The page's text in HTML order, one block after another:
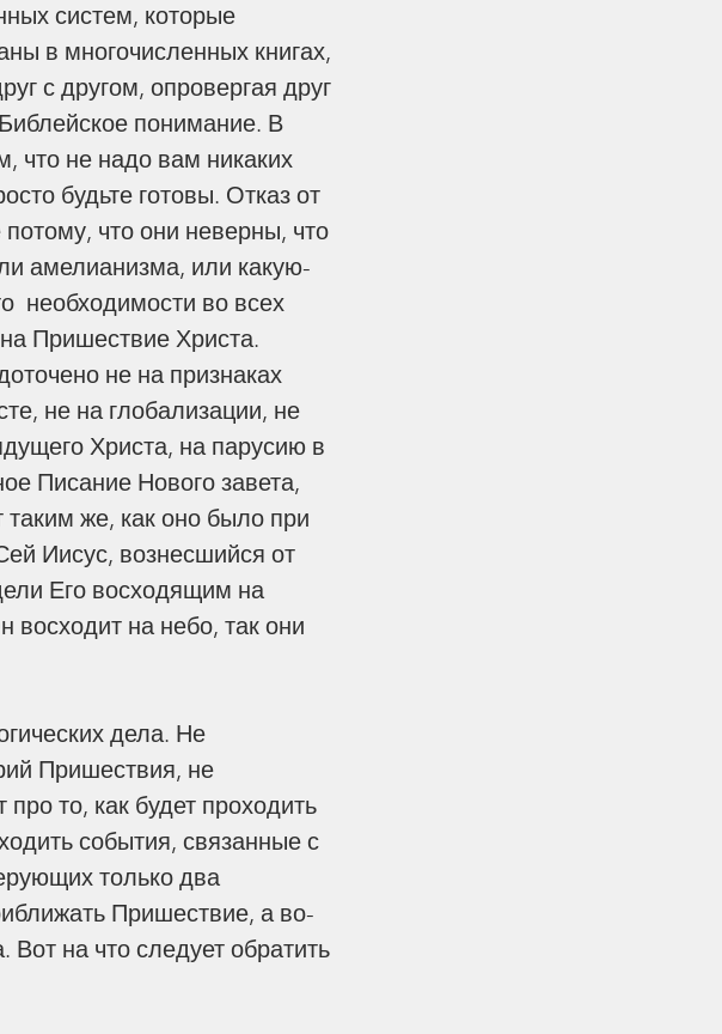
систем, которые
в многочисленных книгах,
с другом, опровергая друг
понимание. В
что не надо вам никаких
будьте готовы. Отказ от
что они неверны, что
амелианизма, или какую-
необходимости во всех
Пришествие Христа.
не на признаках
не на глобализации, не
Христа, на парусию в
Писание Нового завета,
таким же, как оно было при
Иисус, вознесшийся от
Его восходящим на
восходит на небо, так они
Пришествия, не
то, как будет проходить
события, связанные с
только два
Пришествие, а во-
Вот на что следует обратить